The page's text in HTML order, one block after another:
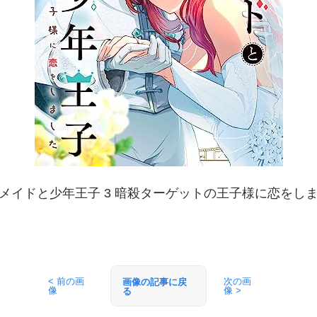
イドと少年王子 3 暗殺ターゲットの王子様に恋をし
< 前の画
像
画像の記事に戻
る
次の画
像 >